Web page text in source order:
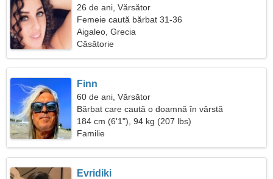
26 de ani, Vărsător
Femeie caută bărbat 31-36
Aigaleo, Grecia
Căsătorie
Finn
60 de ani, Vărsător
Bărbat care caută o doamnă în vârstă
184 cm (6'1"), 94 kg (207 lbs)
Familie
Evridiki